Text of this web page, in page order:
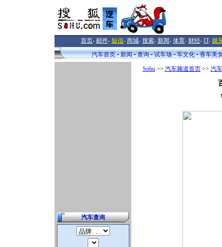
首页- 邮件- 短信- 商城- 搜索- 新闻- 体育- 财经- IT- 娱
汽车首页
新闻 查询 试车场 车文化 香车美
汽车查询
Sohu>> 汽车频道首页>> 汽